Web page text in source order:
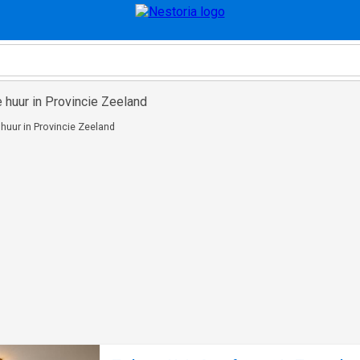
in Provincie Zeeland
in Provincie Zeeland